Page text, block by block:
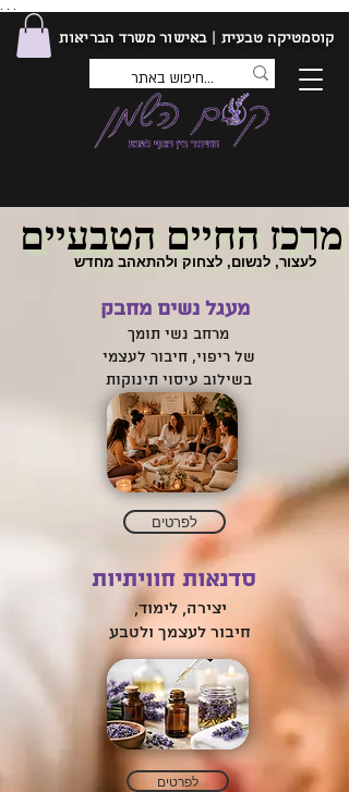
קוסמטיקה טבעית | באישור משרד הבריאות
מרכז החיים הטבעיים
מרכז החיים הטבעיים
לעצור, לנשום, לצחוק ולהתאהב מחדש
לעצור, לנשום, לצחוק ולהתאהב מחדש
מעגל נשים מחבק
מרחב נשי תומך
של ריפוי, חיבור לעצמי
בשילוב עיסוי תינוקות
לפרטים
סדנאות חוויתיות
יצירה, לימוד,
חיבור לעצמך ולטבע
לפרטים